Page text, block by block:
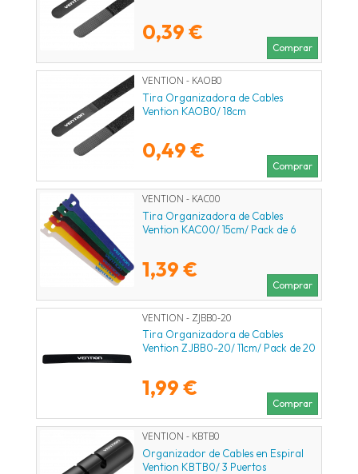
0,39 €
Comprar
VENTION - KAOB0
Tira Organizadora de Cables
Vention KAOB0/ 18cm
0,49 €
Comprar
VENTION - KAC00
Tira Organizadora de Cables
Vention KAC00/ 15cm/ Pack de 6
1,39 €
Comprar
VENTION - ZJBB0-20
Tira Organizadora de Cables
Vention ZJBB0-20/ 11cm/ Pack de 20
1,99 €
Comprar
VENTION - KBTB0
Organizador de Cables en Espiral
Vention KBTB0/ 3 Puertos